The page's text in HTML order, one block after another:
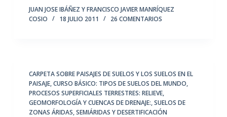
JUAN JOSE IBÁÑEZ Y FRANCISCO JAVIER MANRÍQUEZ
COSIO
18 JULIO 2011 26 COMENTARIOS
CARPETA SOBRE PAISAJES DE SUELOS Y LOS SUELOS EN EL
PAISAJE,CURSO BÁSICO: TIPOS DE SUELOS DEL MUNDO,
PROCESOS SUPERFICIALES TERRESTRES: RELIEVE,
GEOMORFOLOGÍA Y CUENCAS DE DRENAJE:,SUELOS DE
ZONAS ÁRIDAS, SEMIÁRIDAS Y DESERTIFICACIÓN